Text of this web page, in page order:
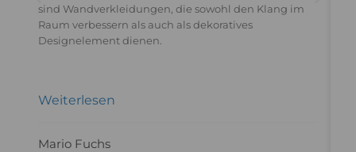
sind Wandverkleidungen, die sowohl den Klang im
Raum verbessern als auch als dekoratives
Designelement dienen.
Weiterlesen
Mario Fuchs